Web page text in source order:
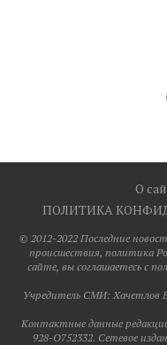
О
ПОЛИТИКА
© 2012-2022 Последние
происшествия, политика
сайте, вы соглашаетесь с
Учредитель СМИ: Хaчeтлoв
Контактные данные
928-O752332. Сетевое